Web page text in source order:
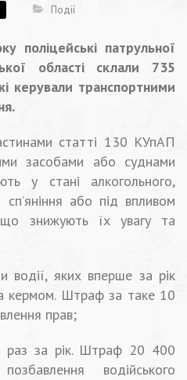
Події
поліцейські патрульної
області склали 735
керували транспортними
статті 130 КУпАП
засобами або суднами
у стані алкогольного,
яніння або під впливом
що знижують їх увагу та
водії, яких вперше за рік
кермом. Штраф за таке 10
прав;
раз за рік. Штраф 20 400
водійського